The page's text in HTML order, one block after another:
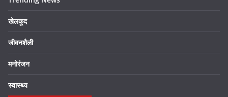
खेलकूद
जीवनशैली
मनोरंजन
स्वास्थ्य